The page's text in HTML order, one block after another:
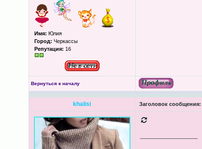
Имя: Юлия
Город: Черкассы
Репутация: 16
Вернуться к началу
khalisi Заголовок сообщения: